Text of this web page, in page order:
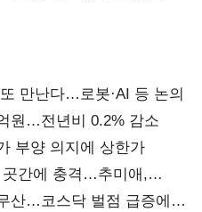
만난다…로봇·AI 등 논의
원…전년비 0.2% 감소
부양 의지에 상한가
간에 충격…추미애,
수
산…코스닥 벌점 급증에